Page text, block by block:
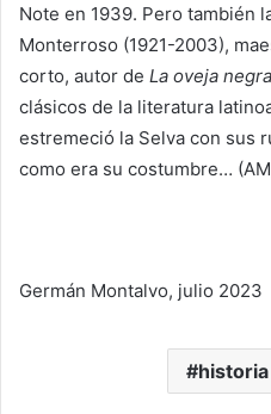
Note en 1939. Pero también
Monterroso (1921-2003),
corto, autor de La oveja
clásicos de la literatura
estremeció la Selva con sus
como era su costumbre…
Germán Montalvo, julio 2023
historia